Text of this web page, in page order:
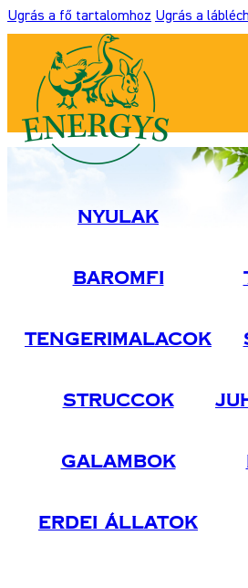
Ugrás a fő tartalomhoz Ugrás a
Nyulak
Baromfi
Tengerimalacok
Struccok
Galambok
Erdei Állatok